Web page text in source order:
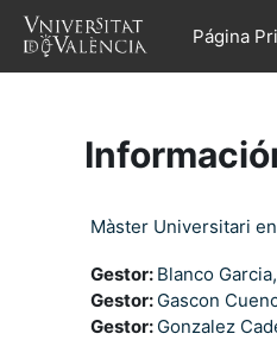
Salta al contenido principal
Página
Màster Universitari
Gestor: Blanco
Gestor: Gascon
Gestor: Gonzalez